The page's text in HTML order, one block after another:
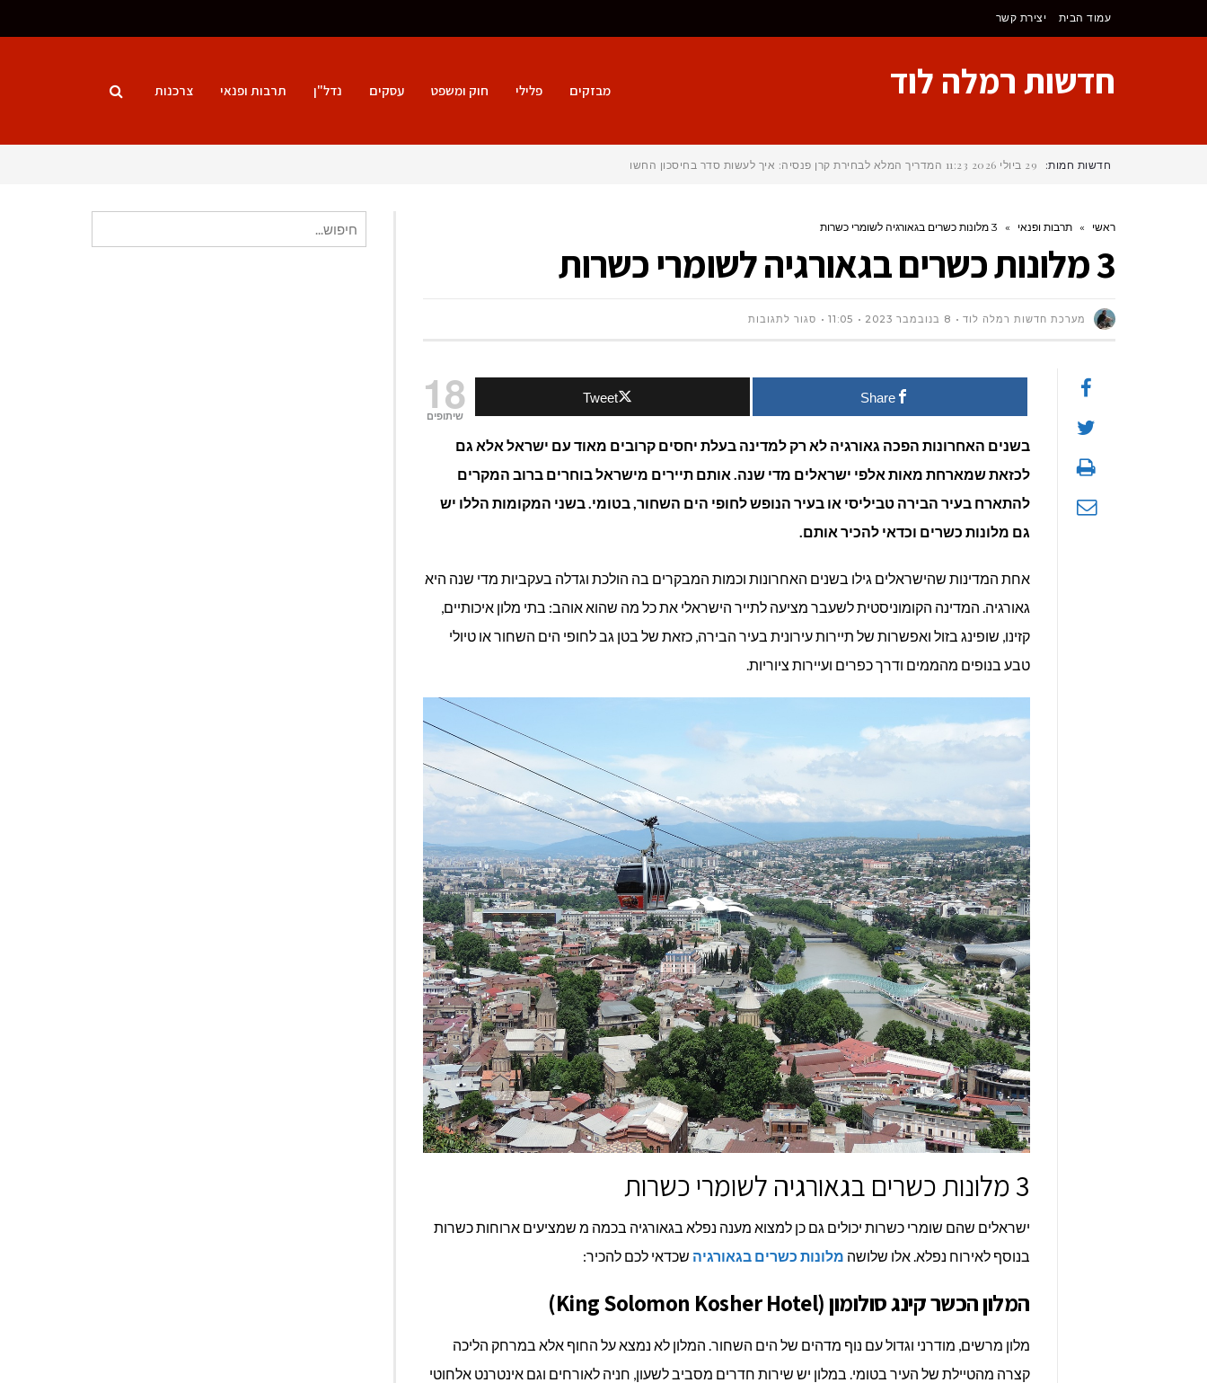
עמוד הבית יצירת קשר
חדשות רמלה לוד מבזקים פלילי חוק ומשפט עסקים נדל"ן תרבות ופנאי צרכנות
חדשות חמות: 29 ביולי 2026 11:23 המדריך המלא לבחירת קרן פנסיה: איך לעשות סדר בחיסכון החשוב ביותר ש
ראשי » תרבות ופנאי » 3 מלונות כשרים בגאורגיה לשומרי כשרות
3 מלונות כשרים בגאורגיה לשומרי כשרות
מערכת חדשות רמלה לוד 8 בנובמבר 2023 11:05 סגור לתגובותעל
בגאורגיה
18
שיתופים
Share
Tweet
בשנים האחרונות הפכה גאורגיה לא רק למדינה בעלת יחסים קרובים מאוד עם ישראל אלא גם
לכזאת שמארחת מאות אלפי ישראלים מדי שנה. אותם תיירים מישראל בוחרים ברוב המקרים
להתארח בעיר הבירה טביליסי או בעיר הנופש לחופי הים השחור, בטומי. בשני המקומות הללו יש
גם מלונות כשרים וכדאי להכיר אותם.
אחת המדינות שהישראלים גילו בשנים האחרונות וכמות המבקרים בה הולכת וגדלה בעקביות מדי שנה היא
גאורגיה. המדינה הקומוניסטית לשעבר מציעה לתייר הישראלי את כל מה שהוא אוהב: בתי מלון איכותיים,
קזינו, שופינג בזול ואפשרות של תיירות עירונית בעיר הבירה, כזאת של בטן גב לחופי הים השחור או טיולי
טבע בנופים מהממים ודרך כפרים ועיירות ציוריות.
3 מלונות כשרים בגאורגיה לשומרי כשרות
ישראלים שהם שומרי כשרות יכולים גם כן למצוא מענה נפלא בגאורגיה בכמה מ שמציעים ארוחות כשרות
בנוסף לאירוח נפלא. אלו שלושה מלונות כשרים בגאורגיה שכדאי לכם להכיר:
המלון הכשר קינג סולומון (King Solomon Kosher Hotel)
מלון מרשים, מודרני וגדול עם נוף מדהים של הים השחור. המלון לא נמצא על החוף אלא במרחק הליכה
קצרה מהטיילת של העיר בטומי. במלון יש שירות חדרים מסביב לשעון, חניה לאורחים וגם אינטרנט אלחוטי
עבור: